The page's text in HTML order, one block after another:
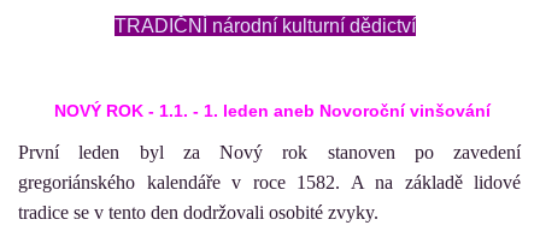
TRADIČNÍ národní kulturní dědictví
NOVÝ ROK - 1.1. - 1. leden aneb Novoroční vinšování
První leden byl za Nový rok stanoven po zavedení
gregoriánského kalendáře v roce 1582. A na základě lidové
tradice se v tento den dodržovali osobité zvyky.